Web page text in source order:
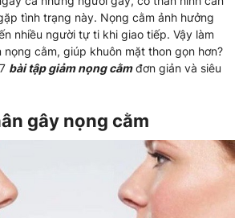
tình trạng này. Nọng cằm ảnh hưởng
nhiều người tự ti khi giao tiếp. Vậy làm
nọng cằm, giúp khuôn mặt thon gọn hơn?
bài tập giảm nọng cằmđơn giản và siêu
gây nọng cằm